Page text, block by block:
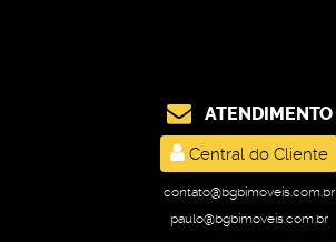
ATENDIMENTO
Central do Cliente
contato@bgbimoveis.com.br
paulo@bgbimoveis.com.br